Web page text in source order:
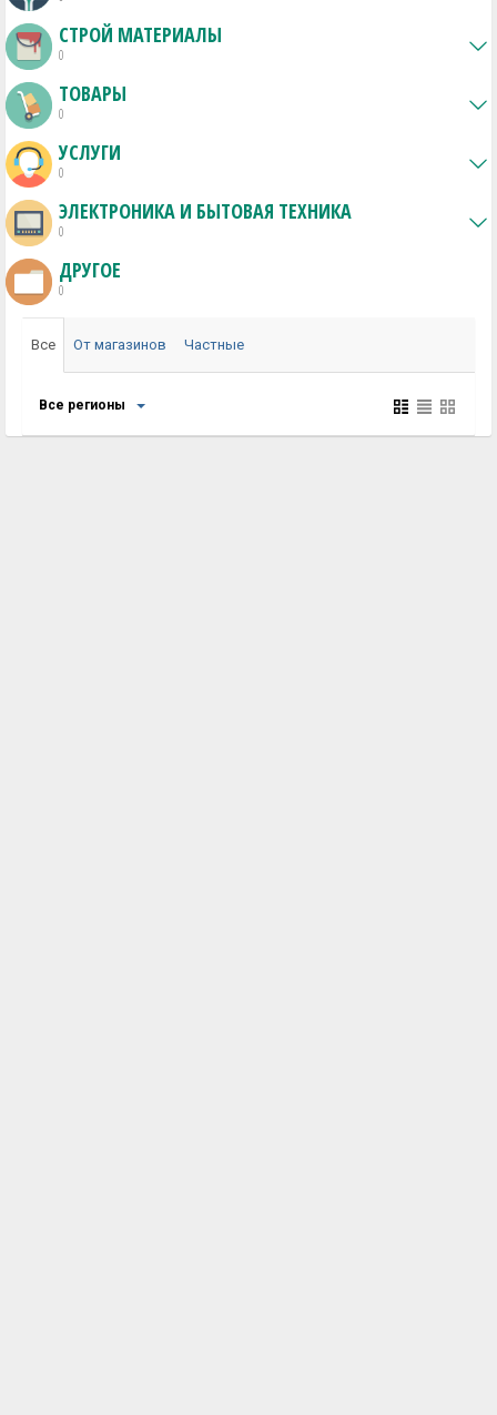
СТРОЙ МАТЕРИАЛЫ
0
ТОВАРЫ
0
УСЛУГИ
0
ЭЛЕКТРОНИКА И БЫТОВАЯ ТЕХНИКА
0
ДРУГОЕ
0
Все От магазинов Частные
Все регионы